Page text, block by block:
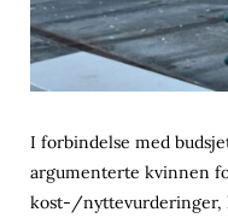
I forbindelse med
argumenterte kvinnen
kost-/nyttevurderinger,